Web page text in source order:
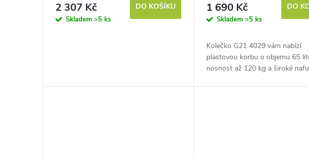
2 307 Kč
Skladem >5 ks
DO KOŠÍKU 1 690 Kč
Skladem>5 ks
DO
Kolečko G21 4029 vám nabízí
plastovou korbu o objemu 65
nosnost až 120 kg a široké